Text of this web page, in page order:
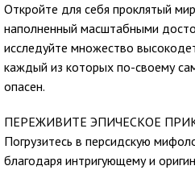
Откройте для себя проклятый
наполненный масштабными
исследуйте множество
каждый из которых по-своему
опасен.
ПЕРЕЖИВИТЕ ЭПИЧЕСКОЕ
Погрузитесь в персидскую
благодаря интригующему и